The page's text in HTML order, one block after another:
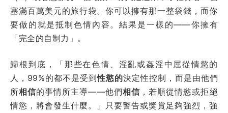
塞滿百萬美元的旅行袋。你可以擁有那一整袋錢，而你
要做的就是抵制色情內容。結果是一樣的——你擁有
「完全的自制力」。
歸根到底，「那些在色情、淫亂或姦淫中屈從情慾的
人，99%的都不是受到性慾的決定性控制，而是由他們
所相信的事情所主導——他們相信 ，若順從情慾或拒絕
情慾，將會發生什麼。」只要警告或獎賞足夠強烈，強